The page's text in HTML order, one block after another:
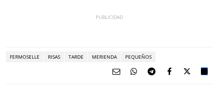
FERMOSELLE RISAS TARDE MERIENDA PEQUEÑOS